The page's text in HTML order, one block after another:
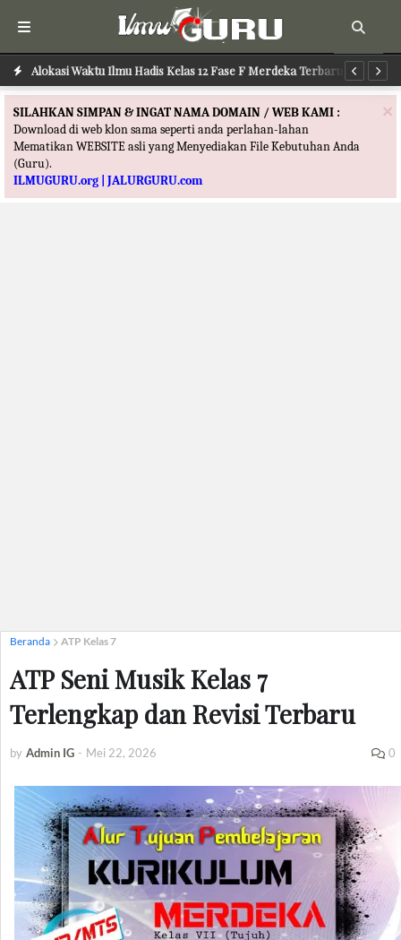
Alokasi Waktu Ilmu Hadis Kelas 12 Fase F Merdeka Terbaru
×
SILAHKAN SIMPAN & INGAT NAMA DOMAIN / WEB KAMI :
Download di web klon sama seperti anda perlahan-lahan
Mematikan WEBSITE asli yang Menyediakan File Kebutuhan Anda
(Guru).
ILMUGURU.org | JALURGURU.com
Beranda ATP Kelas 7
ATP Seni Musik Kelas 7
Terlengkap dan Revisi Terbaru
by Admin IG - Mei 22, 2026 0